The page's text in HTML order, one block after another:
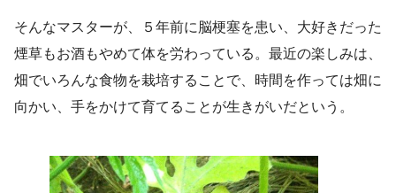
そんなマスターが、５年前に脳梗塞を患い、大好きだった
煙草もお酒もやめて体を労わっている。最近の楽しみは、
畑でいろんな食物を栽培することで、時間を作っては畑に
向かい、手をかけて育てることが生きがいだという。